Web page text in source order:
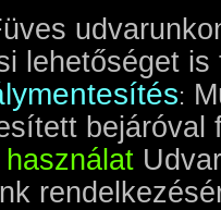
lehetőséget
:
bejáróval